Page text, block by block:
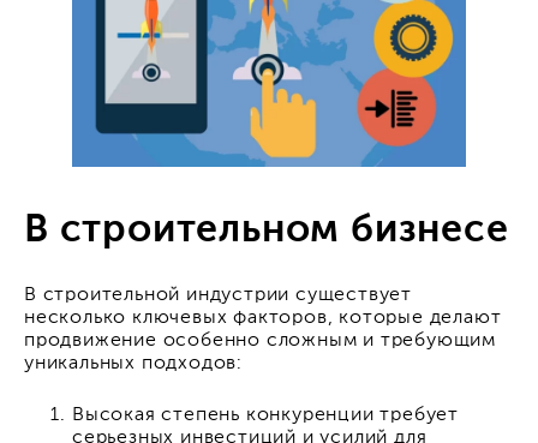
В строительном бизнесе
В строительной индустрии существует
несколько ключевых факторов, которые делают
продвижение особенно сложным и требующим
уникальных подходов:
Высокая степень конкуренции требует
серьезных инвестиций и усилий для